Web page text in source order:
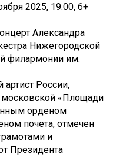
2025, 19:00, 6+
Александра
Нижегородской
филармонии им.
России,
«Площади
орденом
почета, отмечен
и
Президента